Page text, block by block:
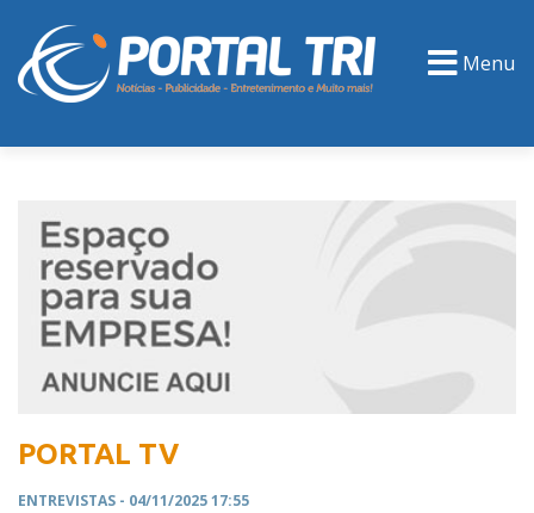
Menu
PORTAL TV
ENTREVISTAS - 04/11/2025 17:55